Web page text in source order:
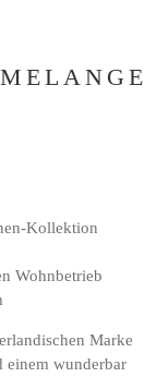
Kollektion
Wohnbetrieb
Marke
einem wunderbar